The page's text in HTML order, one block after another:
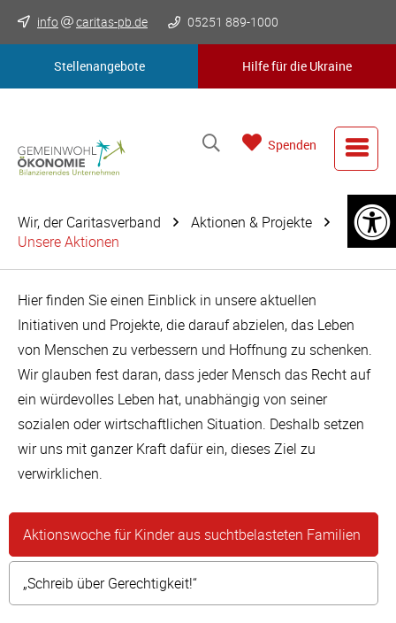
info caritas-pb.de 05251 889-1000
Spenden
Wir, der Caritasverband
Aktionen & Projekte
Unsere Aktionen
Hier finden Sie einen Einblick in unsere aktuellen
Initiativen und Projekte, die darauf abzielen, das Leben
von Menschen zu verbessern und Hoffnung zu schenken.
Wir glauben fest daran, dass jeder Mensch das Recht auf
ein würdevolles Leben hat, unabhängig von seiner
sozialen oder wirtschaftlichen Situation. Deshalb setzen
wir uns mit ganzer Kraft dafür ein, dieses Ziel zu
verwirklichen.
Aktionswoche für Kinder aus suchtbelasteten Familien
„Schreib über Gerechtigkeit!“
Stellenangebote Hilfe für die Ukraine